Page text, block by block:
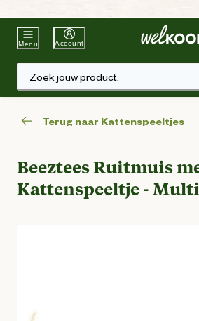
Beste Winkelketen
Menu Account
Zoek jouw product.
Terug naar Kattenspeeltjes
Beeztees Ruitmuis
Kattenspeeltje -